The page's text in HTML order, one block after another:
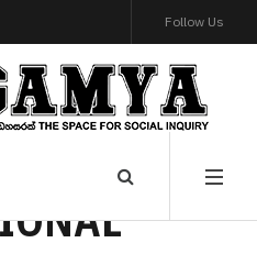
Follow Us